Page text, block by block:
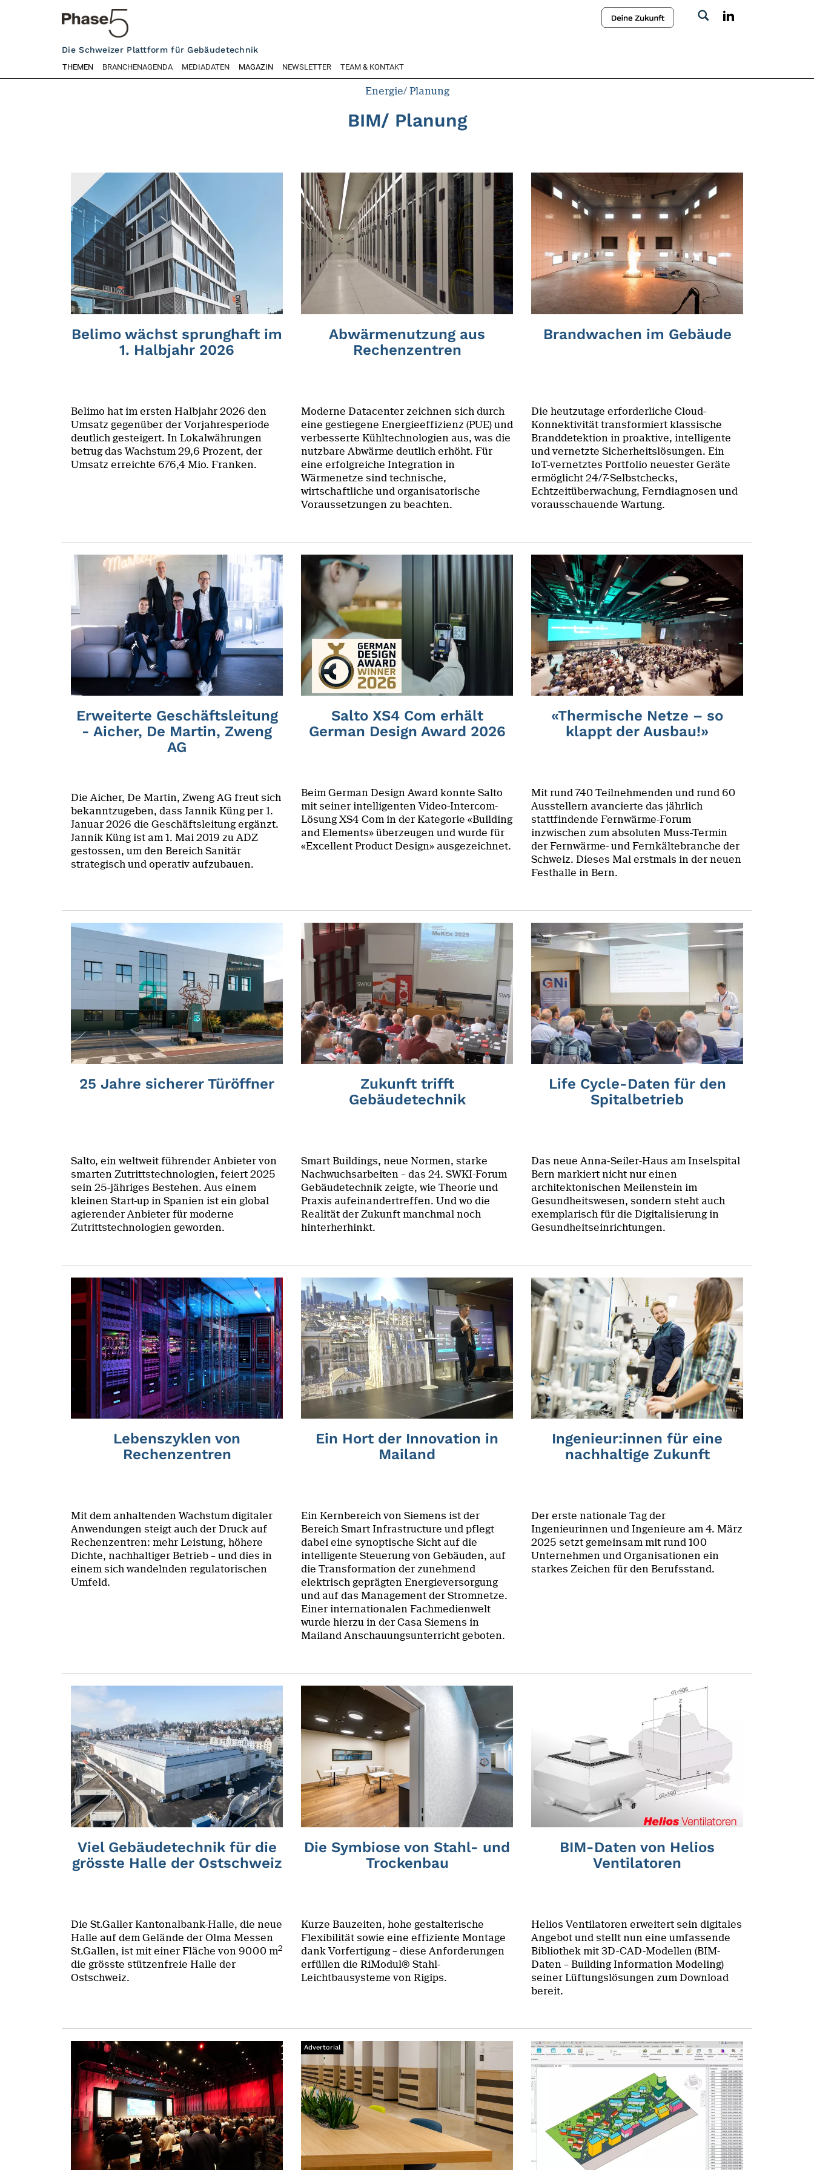
Die Schweizer Plattform für Gebäudetechnik
THEMEN BRANCHENAGENDA MEDIADATEN MAGAZIN NEWSLETTER TEAM & KONTAKT
Energie/ Planung
BIM/ Planung
Belimo wächst sprunghaft im
1. Halbjahr 2026
Belimo hat im ersten Halbjahr 2026 den
Umsatz gegenüber der Vorjahresperiode
deutlich gesteigert. In Lokalwährungen
betrug das Wachstum 29,6 Prozent, der
Umsatz erreichte 676,4 Mio. Franken.
Abwärmenutzung aus
Rechenzentren
Moderne Datacenter zeichnen sich durch
eine gestiegene Energieeffizienz (PUE) und
verbesserte Kühltechnologien aus, was die
nutzbare Abwärme deutlich erhöht. Für
eine erfolgreiche Integration in
Wärmenetze sind technische,
wirtschaftliche und organisatorische
Voraussetzungen zu beachten.
Brandwachen im Gebäude
Die heutzutage erforderliche Cloud-
Konnektivität transformiert klassische
Branddetektion in proaktive, intelligente
und vernetzte Sicherheitslösungen. Ein
IoT-vernetztes Portfolio neuester Geräte
ermöglicht 24/7-Selbstchecks,
Echtzeitüberwachung, Ferndiagnosen und
vorausschauende Wartung.
Erweiterte Geschäftsleitung
- Aicher, De Martin, Zweng
AG
Die Aicher, De Martin, Zweng AG freut sich
bekanntzugeben, dass Jannik Küng per 1.
Januar 2026 die Geschäftsleitung ergänzt.
Jannik Küng ist am 1. Mai 2019 zu ADZ
gestossen, um den Bereich Sanitär
strategisch und operativ aufzubauen.
Salto XS4 Com erhält
German Design Award 2026
Beim German Design Award konnte Salto
mit seiner intelligenten Video-Intercom-
Lösung XS4 Com in der Kategorie «Building
and Elements» überzeugen und wurde für
«Excellent Product Design» ausgezeichnet.
«Thermische Netze – so
klappt der Ausbau!»
Mit rund 740 Teilnehmenden und rund 60
Ausstellern avancierte das jährlich
stattfindende Fernwärme-Forum
inzwischen zum absoluten Muss-Termin
der Fernwärme- und Fernkältebranche der
Schweiz. Dieses Mal erstmals in der neuen
Festhalle in Bern.
25 Jahre sicherer Türöffner
Salto, ein weltweit führender Anbieter von
smarten Zutrittstechnologien, feiert 2025
sein 25-jähriges Bestehen. Aus einem
kleinen Start-up in Spanien ist ein global
agierender Anbieter für moderne
Zutrittstechnologien geworden.
Zukunft trifft
Gebäudetechnik
Smart Buildings, neue Normen, starke
Nachwuchsarbeiten – das 24. SWKI-Forum
Gebäudetechnik zeigte, wie Theorie und
Praxis aufeinandertreffen. Und wo die
Realität der Zukunft manchmal noch
hinterherhinkt.
Life Cycle-Daten für den
Spitalbetrieb
Das neue Anna-Seiler-Haus am Inselspital
Bern markiert nicht nur einen
architektonischen Meilenstein im
Gesundheitswesen, sondern steht auch
exemplarisch für die Digitalisierung in
Gesundheitseinrichtungen.
Lebenszyklen von
Rechenzentren
Mit dem anhaltenden Wachstum digitaler
Anwendungen steigt auch der Druck auf
Rechenzentren: mehr Leistung, höhere
Dichte, nachhaltiger Betrieb – und dies in
einem sich wandelnden regulatorischen
Umfeld.
Ein Hort der Innovation in
Mailand
Ein Kernbereich von Siemens ist der
Bereich Smart Infrastructure und pflegt
dabei eine synoptische Sicht auf die
intelligente Steuerung von Gebäuden, auf
die Transformation der zunehmend
elektrisch geprägten Energieversorgung
und auf das Management der Stromnetze.
Einer internationalen Fachmedienwelt
wurde hierzu in der Casa Siemens in
Mailand Anschauungsunterricht geboten.
Ingenieur:innen für eine
nachhaltige Zukunft
Der erste nationale Tag der
Ingenieurinnen und Ingenieure am 4. März
2025 setzt gemeinsam mit rund 100
Unternehmen und Organisationen ein
starkes Zeichen für den Berufsstand.
Viel Gebäudetechnik für die
grösste Halle der Ostschweiz
Die St.Galler Kantonalbank-Halle, die neue
Halle auf dem Gelände der Olma Messen
St.Gallen, ist mit einer Fläche von 9000 m2
die grösste stützenfreie Halle der
Ostschweiz.
Die Symbiose von Stahl- und
Trockenbau
Kurze Bauzeiten, hohe gestalterische
Flexibilität sowie eine effiziente Montage
dank Vorfertigung – diese Anforderungen
erfüllen die RiModul® Stahl-
Leichtbausysteme von Rigips.
BIM-Daten von Helios
Ventilatoren
Helios Ventilatoren erweitert sein digitales
Angebot und stellt nun eine umfassende
Bibliothek mit 3D-CAD-Modellen (BIM-
Daten – Building Information Modeling)
seiner Lüftungslösungen zum Download
bereit.
Advertorial